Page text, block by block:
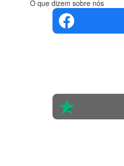
O que dizem sobre nós